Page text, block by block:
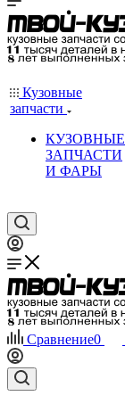
Кузовные
запчасти
КУЗОВНЫЕ
ЗАПЧАСТИ
И ФАРЫ
Сравнение0